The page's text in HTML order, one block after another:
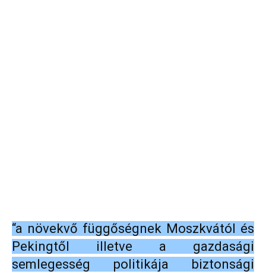
“a növekvő függőségnek Moszkvától és
Pekingtől illetve a gazdasági
semlegesség politikája biztonsági